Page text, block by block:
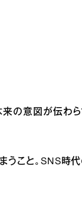
の意図が伝わ
こと。SNS時